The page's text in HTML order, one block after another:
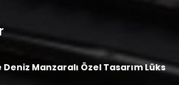
Manzaralı Özel Tasarım Lüks